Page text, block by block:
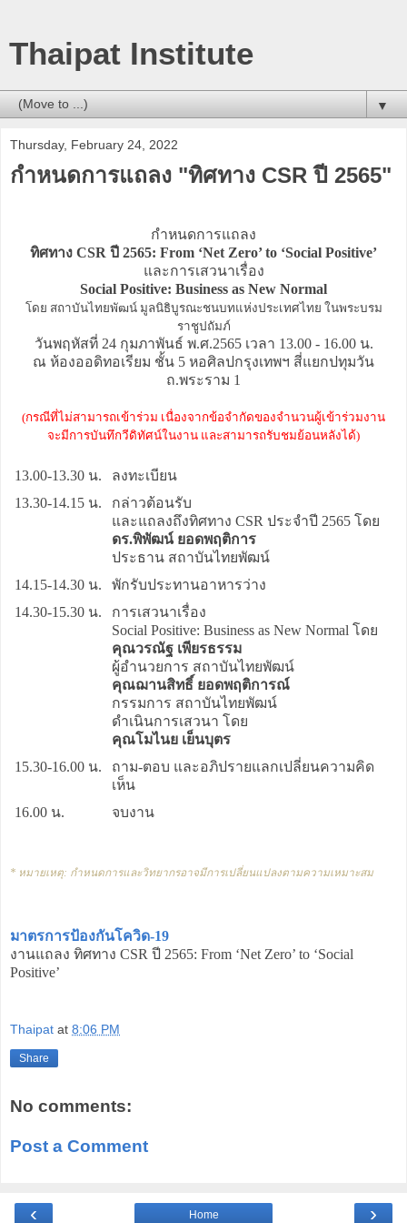
Thaipat Institute
▼
Thursday, February 24, 2022
กำหนดการแถลง "ทิศทาง CSR ปี 2565"
กำหนดการแถลง
ทิศทาง CSR ปี 2565: From ‘Net Zero’ to ‘Social Positive’
และการเสวนาเรื่อง
Social Positive: Business as New Normal
โดย สถาบันไทยพัฒน์ มูลนิธิบูรณะชนบทแห่งประเทศไทย ในพระบรม
ราชูปถัมภ์
วันพฤหัสที่ 24 กุมภาพันธ์ พ.ศ.2565 เวลา 13.00 - 16.00 น.
ณ ห้องออดิทอเรียม ชั้น 5 หอศิลปกรุงเทพฯ สี่แยกปทุมวัน
ถ.พระราม 1
(กรณีที่ไม่สามารถเข้าร่วม เนื่องจากข้อจำกัดของจำนวนผู้เข้าร่วมงาน
จะมีการบันทึกวีดิทัศน์ในงาน และสามารถรับชมย้อนหลังได้)
13.00-13.30 น.
ลงทะเบียน
13.30-14.15 น.
กล่าวต้อนรับ
และแถลงถึงทิศทาง CSR ประจำปี 2565 โดย
ดร.พิพัฒน์ ยอดพฤติการ
ประธาน สถาบันไทยพัฒน์
14.15-14.30 น.
พักรับประทานอาหารว่าง
14.30-15.30 น.
การเสวนาเรื่อง
Social Positive: Business as New Normal โดย
คุณวรณัฐ เพียรธรรม
ผู้อำนวยการ สถาบันไทยพัฒน์
คุณฌานสิทธิ์ ยอดพฤติการณ์
กรรมการ สถาบันไทยพัฒน์
ดำเนินการเสวนา โดย
คุณโมไนย เย็นบุตร
15.30-16.00 น.
ถาม-ตอบ และอภิปรายแลกเปลี่ยนความคิด
เห็น
16.00 น.
จบงาน
* หมายเหตุ: กำหนดการและวิทยากรอาจมีการเปลี่ยนแปลงตามความเหมาะสม
มาตรการป้องกันโควิด-19
งานแถลง ทิศทาง CSR ปี 2565: From ‘Net Zero’ to ‘Social
Positive’
Thaipat at 8:06 PM
Share
No comments:
Post a Comment
‹ ›
Home